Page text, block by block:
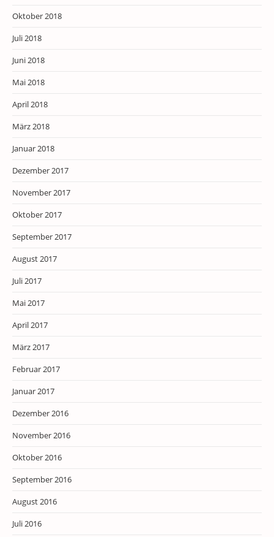
Oktober 2018
Juli 2018
Juni 2018
Mai 2018
April 2018
März 2018
Januar 2018
Dezember 2017
November 2017
Oktober 2017
September 2017
August 2017
Juli 2017
Mai 2017
April 2017
März 2017
Februar 2017
Januar 2017
Dezember 2016
November 2016
Oktober 2016
September 2016
August 2016
Juli 2016